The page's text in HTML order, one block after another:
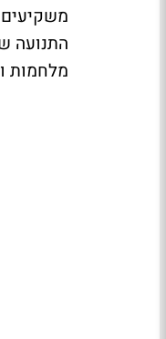
מלחמות